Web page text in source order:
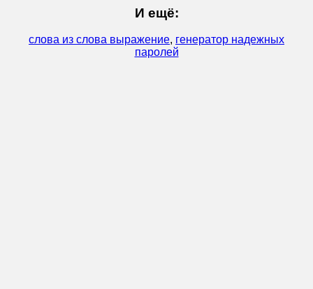
И ещё:
слова из слова выражение, генератор надежных
паролей